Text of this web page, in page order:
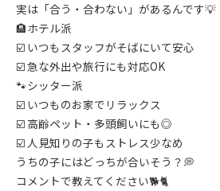
実は「合う・合わない」があるんです💡
🏨ホテル派
☑️ いつもスタッフがそばにいて安心
☑️ 急な外出や旅行にも対応OK
🐾シッター派
☑️ いつものお家でリラックス
☑️ 高齢ペット・多頭飼いにも◎
☑️ 人見知りの子もストレス少なめ
うちの子にはどっちが合いそう？💭
コメントで教えてください🐕🐈